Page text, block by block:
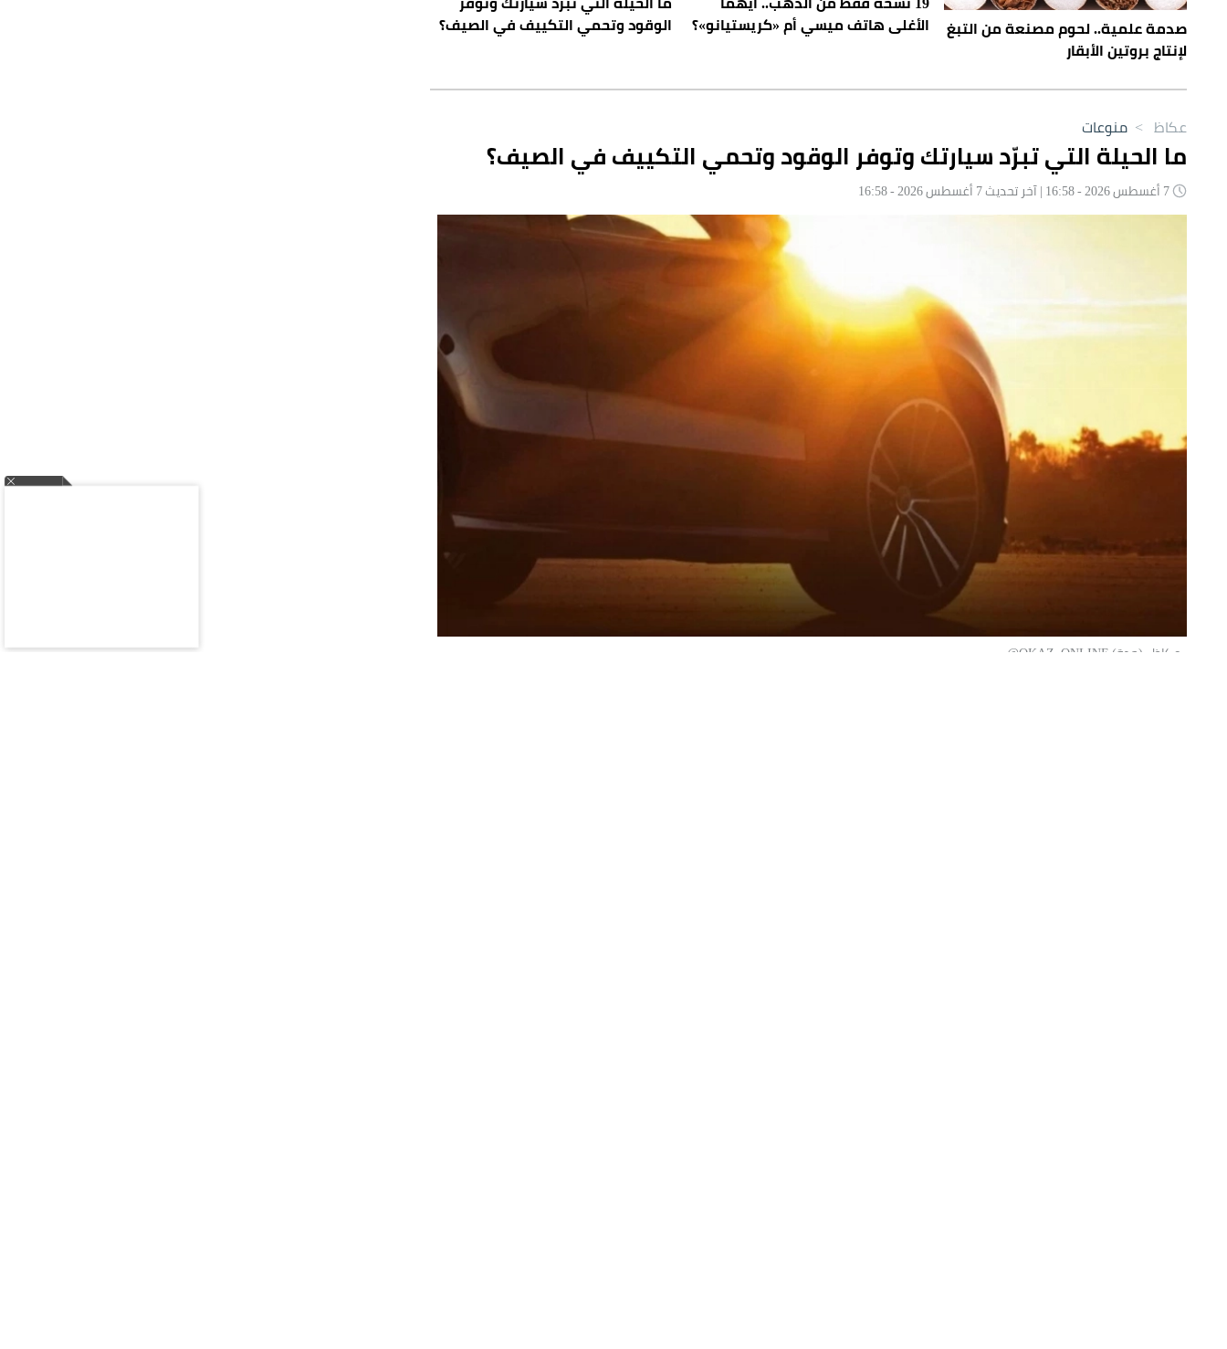
صدمة علمية.. لحوم مصنعة من التبغ
لإنتاج بروتين الأبقار
الأغلى هاتف ميسي أم «كريستيانو»؟
الوقود وتحمي التكييف في الصيف؟
عكاظ > منوعات
ما الحيلة التي تبرّد سيارتك وتوفر الوقود وتحمي التكييف في الصيف؟
«عكاظ» (جدة) OKAZ_ONLINE@